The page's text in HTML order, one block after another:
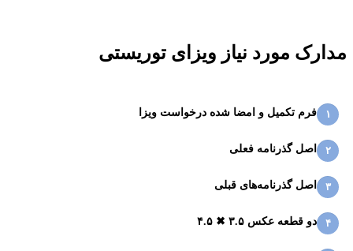
مدارک مورد نیاز ویزای توریستی
۱ فرم تکمیل و امضا شده درخواست ویزا
۲ اصل گذرنامه فعلی
۳ اصل گذرنامه‌های قبلی
۴ دو قطعه عکس ۳.۵ ✖ ۴.۵